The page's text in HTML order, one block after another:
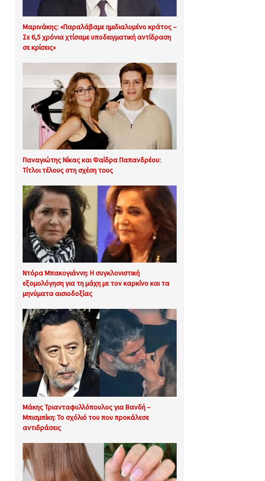
Μαρινάκης: «Παραλάβαμε ημιδιαλυμένο κράτος –
Σε 6,5 χρόνια χτίσαμε υποδειγματική αντίδραση
σε κρίσεις»
Παναγιώτης Νίκας και Φαίδρα Παπανδρέου:
Τίτλοι τέλους στη σχέση τους
Ντόρα Μπακογιάννη: Η συγκλονιστική
εξομολόγηση για τη μάχη με τον καρκίνο και τα
μηνύματα αισιοδοξίας
Μάκης Τριανταφυλλόπουλος για Βανδή –
Μπισμπίκη: Το σχόλιό του που προκάλεσε
αντιδράσεις